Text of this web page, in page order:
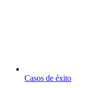
Casos de éxito